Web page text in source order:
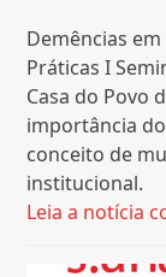
Demências
Práticas I
Casa do Povo
importância
conceito de
institucional.
Leia a notícia